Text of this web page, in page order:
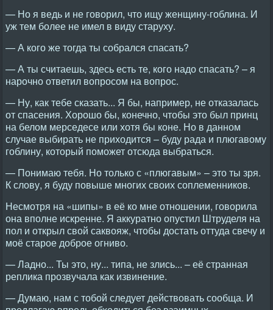
— Но я ведь и не говорил, что ищу женщину-гоблина. И
уж тем более не имел в виду старуху.
— А кого же тогда ты собрался спасать?
— А ты считаешь, здесь есть те, кого надо спасать? – я
нарочно ответил вопросом на вопрос.
— Ну, как тебе сказать... Я бы, например, не отказалась
от спасения. Хорошо бы, конечно, чтобы это был принц
на белом мерседесе или хотя бы коне. Но в данном
случае выбирать не приходится – буду рада и плюгавому
гоблину, который поможет отсюда выбраться.
— Понимаю тебя. Но только с «плюгавым» – это ты зря.
К слову, я буду повыше многих своих соплеменников.
Несмотря на «шипы» в её ко мне отношении, говорила
она вполне искренне. Я аккуратно опустил Штруделя на
пол и открыл свой саквояж, чтобы достать оттуда свечу и
моё старое доброе огниво.
— Ладно... Ты это, ну... типа, не злись... – её странная
реплика прозвучала как извинение.
— Думаю, нам с тобой следует действовать сообща. И